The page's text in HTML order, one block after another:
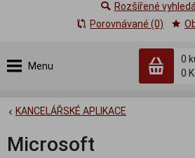
Menu
0
0
Rozšířené
Porovnávané (0)
KANCELÁŘSKÉ APLIKACE
Microsoft